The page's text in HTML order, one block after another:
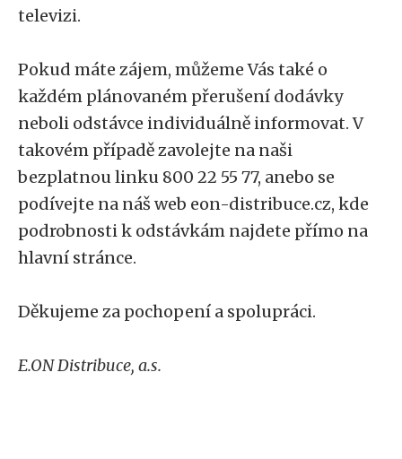
televizi.
Pokud máte zájem, můžeme Vás také o
každém plánovaném přerušení dodávky
neboli odstávce individuálně informovat. V
takovém případě zavolejte na naši
bezplatnou linku 800 22 55 77, anebo se
podívejte na náš web eon-distribuce.cz, kde
podrobnosti k odstávkám najdete přímo na
hlavní stránce.
Děkujeme za pochopení a spolupráci.
E.ON Distribuce, a.s.